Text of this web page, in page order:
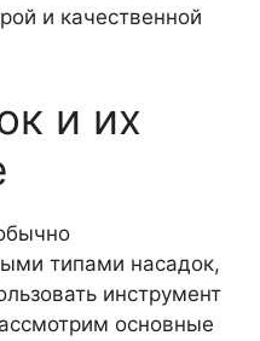
и качественной
и их
типами насадок,
инструмент
основные